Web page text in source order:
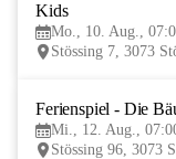
Kids
Mo., 10. Aug.,
Stössing 7, 3073
Ferienspiel - Die
Mi., 12. Aug.,
Stössing 96, 3073